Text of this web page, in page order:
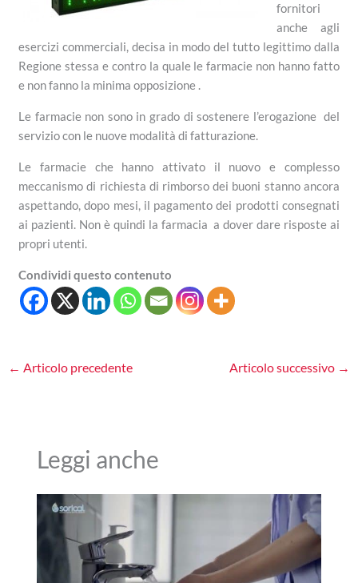
fornitori
anche agli
esercizi commerciali, decisa in modo del tutto legittimo dalla
Regione stessa e contro la quale le farmacie non hanno fatto
e non fanno la minima opposizione .
Le farmacie non sono in grado di sostenere l’erogazione del
servizio con le nuove modalità di fatturazione.
Le farmacie che hanno attivato il nuovo e complesso
meccanismo di richiesta di rimborso dei buoni stanno ancora
aspettando, dopo mesi, il pagamento dei prodotti consegnati
ai pazienti. Non è quindi la farmacia a dover dare risposte ai
propri utenti.
Condividi questo contenuto
← Articolo precedente Articolo successivo →
Leggi anche